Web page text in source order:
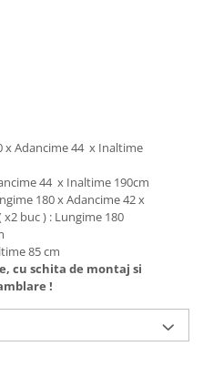
x Adancime 44 x Inaltime
44 x Inaltime 190cm
180 x Adancime 42 x
buc ) : Lungime 180
85 cm
cu schita de montaj si
!